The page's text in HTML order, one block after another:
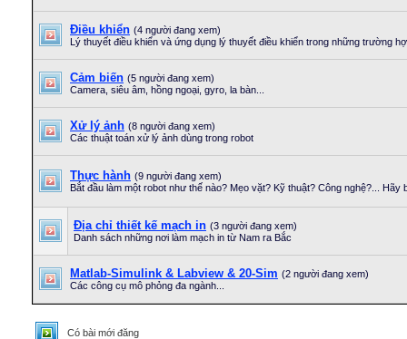
Điều khiển (4 người đang xem)
Lý thuyết điều khiển và ứng dụng lý thuyết điều khiển trong những trường
Cảm biến (5 người đang xem)
Camera, siêu âm, hồng ngoại, gyro, la bàn...
Xử lý ảnh (8 người đang xem)
Các thuật toán xử lý ảnh dùng trong robot
Thực hành (9 người đang xem)
Bắt đầu làm một robot như thế nào? Mẹo vặt? Kỹ thuật? Công nghệ?... Hãy
Địa chỉ thiết kế mạch in (3 người đang xem)
Danh sách những nơi làm mạch in từ Nam ra Bắc
Matlab-Simulink & Labview & 20-Sim (2 người đang xem)
Các công cụ mô phỏng đa ngành...
Có bài mới đăng